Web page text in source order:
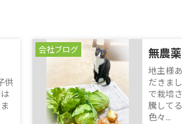
供
会社ブログ 無農
地主様
だきま
で栽培
騰して
色々...